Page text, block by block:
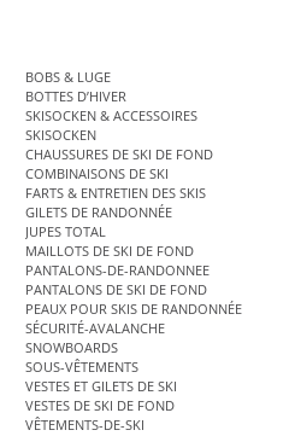
BOBS & LUGE
BOTTES D’HIVER
SKISOCKEN & ACCESSOIRES
SKISOCKEN
CHAUSSURES DE SKI DE FOND
COMBINAISONS DE SKI
FARTS & ENTRETIEN DES SKIS
GILETS DE RANDONNÉE
JUPES TOTAL
MAILLOTS DE SKI DE FOND
PANTALONS-DE-RANDONNEE
PANTALONS DE SKI DE FOND
PEAUX POUR SKIS DE RANDONNÉE
SÉCURITÉ-AVALANCHE
SNOWBOARDS
SOUS-VÊTEMENTS
VESTES ET GILETS DE SKI
VESTES DE SKI DE FOND
VÊTEMENTS-DE-SKI